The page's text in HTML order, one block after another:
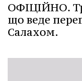
ОФІЦІЙНО.
що веде
Салахом.